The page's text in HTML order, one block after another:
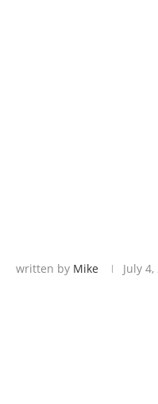
written by Mike July 4,